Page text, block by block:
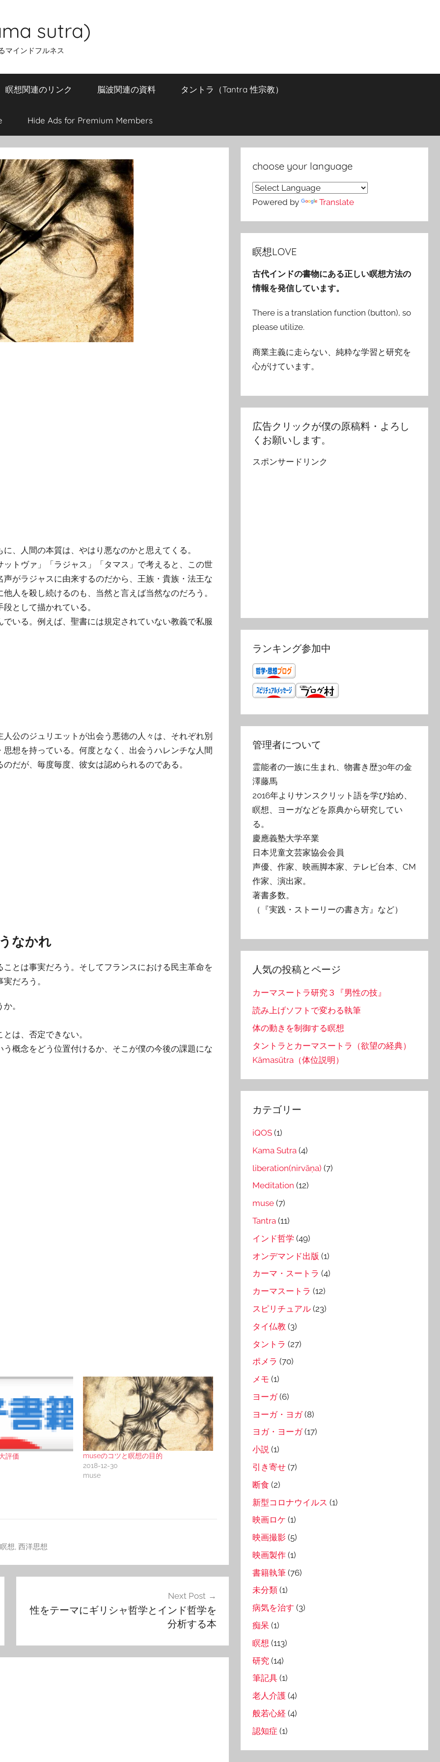
sutra)
マインドフルネス
瞑想関連のリンク 脳波関連の資料 タントラ（Tantra 性宗教）
Hide Ads for Premium Members
、人間の本質は、やはり悪なのかと思えてくる。
トヴァ」「ラジャス」「タマス」で考えると、この世
がラジャスに由来するのだから、王族・貴族・法王な
人を殺し続けるのも、当然と言えば当然なのだろう。
として描かれている。
いる。例えば、聖書には規定されていない教義で私服
公のジュリエットが出会う悪徳の人々は、それぞれ別
想を持っている。何度となく、出会うハレンチな人間
だが、毎度毎度、彼女は認められるのである。
なかれ
とは事実だろう。そしてフランスにおける民主革命を
だろう。
。
は、否定できない。
概念をどう位置付けるか、そこが僕の今後の課題にな
評価
museのコツと瞑想の目的
2018-12-30
muse
瞑想, 西洋思想
Next Post
性をテーマにギリシャ哲学とインド哲学を
分析する本
choose your language
Powered by Translate
瞑想LOVE
古代インドの書物にある正しい瞑想方法の
情報を発信しています。
There is a translation function (button), so
please utilize.
商業主義に走らない、純粋な学習と研究を
心がけています。
広告クリックが僕の原稿料・よろし
くお願いします。
スポンサードリンク
ランキング参加中
管理者について
霊能者の一族に生まれ、物書き歴30年の金
澤藤馬
2016年よりサンスクリット語を学び始め、
瞑想、ヨーガなどを原典から研究してい
る。
慶應義塾大学卒業
日本児童文芸家協会会員
声優、作家、映画脚本家、テレビ台本、CM
作家、演出家。
著書多数。
（『実践・ストーリーの書き方』など）
人気の投稿とページ
カーマスートラ研究３『男性の技』
読み上げソフトで変わる執筆
体の動きを制御する瞑想
タントラとカーマスートラ（欲望の経典）
Kāmasūtra（体位説明）
カテゴリー
iQOS (1)
Kama Sutra (4)
liberation(nirvāṇa) (7)
Meditation (12)
muse (7)
Tantra (11)
インド哲学 (49)
オンデマンド出版 (1)
カーマ・スートラ (4)
カーマスートラ (12)
スピリチュアル (23)
タイ仏教 (3)
タントラ (27)
ポメラ (70)
メモ (1)
ヨーガ(6)
ヨーガ・ヨガ(8)
ヨガ・ヨーガ(17)
小説 (1)
引き寄せ (7)
断食 (2)
新型コロナウイルス (1)
映画ロケ (1)
映画撮影 (5)
映画製作 (1)
書籍執筆 (76)
未分類 (1)
病気を治す (3)
痴呆 (1)
瞑想 (113)
研究 (14)
筆記具 (1)
老人介護 (4)
般若心経 (4)
認知症 (1)